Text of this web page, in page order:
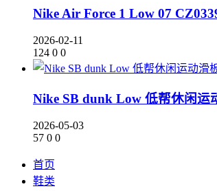
Nike Air Force 1 Low 07
2026-02-11
124 0 0
Nike SB dunk Low 低帮休闲运
2026-05-03
57 0 0
首页
鞋类